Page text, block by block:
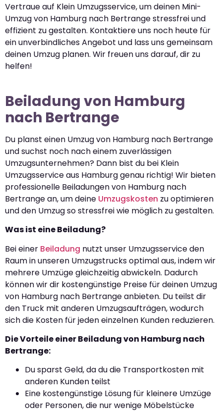
Vertraue auf Klein Umzugsservice, um deinen Mini-
Umzug von Hamburg nach Bertrange stressfrei und
effizient zu gestalten. Kontaktiere uns noch heute für
ein unverbindliches Angebot und lass uns gemeinsam
deinen Umzug planen. Wir freuen uns darauf, dir zu
helfen!
Beiladung von Hamburg
nach Bertrange
Du planst einen Umzug von Hamburg nach Bertrange
und suchst noch nach einem zuverlässigen
Umzugsunternehmen? Dann bist du bei Klein
Umzugsservice aus Hamburg genau richtig! Wir bieten
professionelle Beiladungen von Hamburg nach
Bertrange an, um deine Umzugskosten zu optimieren
und den Umzug so stressfrei wie möglich zu gestalten.
Was ist eine Beiladung?
Bei einer Beiladung nutzt unser Umzugsservice den
Raum in unseren Umzugstrucks optimal aus, indem wir
mehrere Umzüge gleichzeitig abwickeln. Dadurch
können wir dir kostengünstige Preise für deinen Umzug
von Hamburg nach Bertrange anbieten. Du teilst dir
den Truck mit anderen Umzugsaufträgen, wodurch
sich die Kosten für jeden einzelnen Kunden reduzieren.
Die Vorteile einer Beiladung von Hamburg nach
Bertrange:
Du sparst Geld, da du die Transportkosten mit
anderen Kunden teilst
Eine kostengünstige Lösung für kleinere Umzüge
oder Personen, die nur wenige Möbelstücke